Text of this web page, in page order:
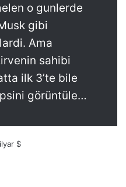
o gunlerde
gibi
Ama
sahibi
ilk 3’te bile
görüntüle…
$